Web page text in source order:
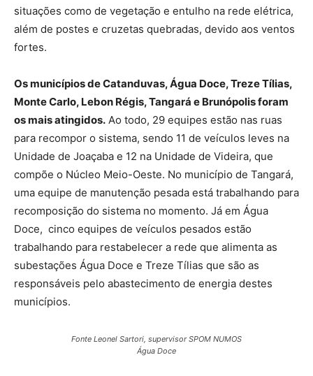
situações como de vegetação e entulho na rede elétrica,
além de postes e cruzetas quebradas, devido aos ventos
fortes.
Os municípios de Catanduvas, Água Doce, Treze Tílias,
Monte Carlo, Lebon Régis, Tangará e Brunópolis foram
os mais atingidos. Ao todo, 29 equipes estão nas ruas
para recompor o sistema, sendo 11 de veículos leves na
Unidade de Joaçaba e 12 na Unidade de Videira, que
compõe o Núcleo Meio-Oeste. No município de Tangará,
uma equipe de manutenção pesada está trabalhando para
recomposição do sistema no momento. Já em Água
Doce, cinco equipes de veículos pesados estão
trabalhando para restabelecer a rede que alimenta as
subestações Água Doce e Treze Tílias que são as
responsáveis pelo abastecimento de energia destes
municípios.
Fonte Leonel Sartori, supervisor SPOM NUMOS
Água Doce